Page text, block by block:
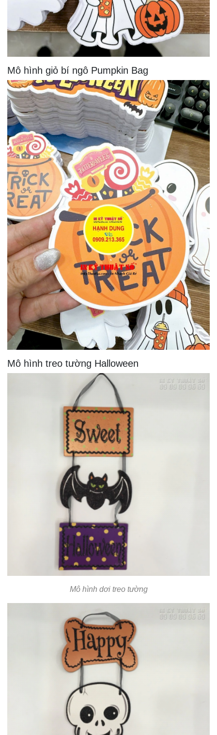
Mô hình giỏ bí ngô Pumpkin Bag
Mô hình treo tường Halloween
Mô hình dơi treo tường